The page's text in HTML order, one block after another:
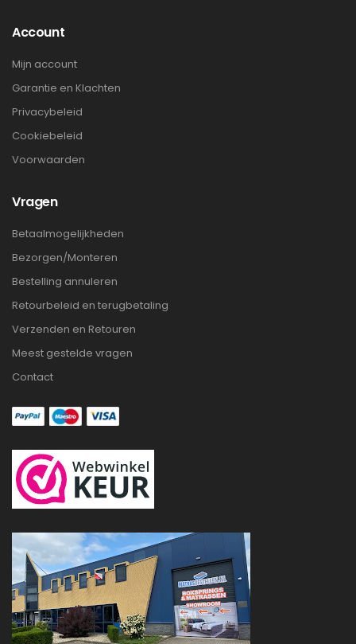
Account
Mijn account
Garantie en Klachten
Privacybeleid
Cookiebeleid
Voorwaarden
Vragen
Betaalmogelijkheden
Bezorgen/Monteren
Bestelling annuleren
Retourbeleid en terugbetaling
Verzenden en Retouren
Meest gestelde vragen
Contact